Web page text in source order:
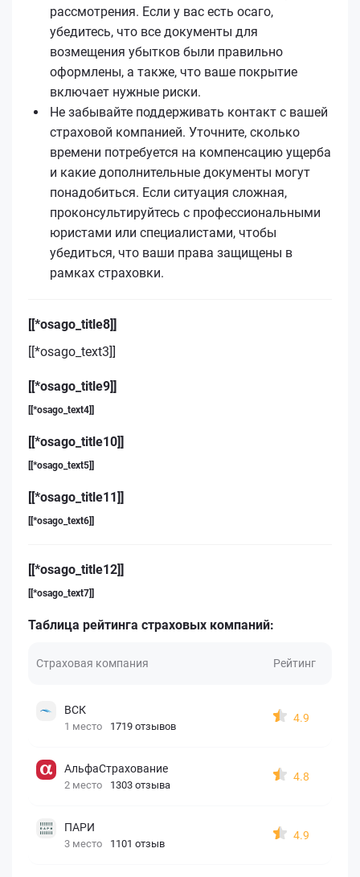
рассмотрения. Если у вас есть осаго,
убедитесь, что все документы для
возмещения убытков были правильно
оформлены, а также, что ваше покрытие
включает нужные риски.
Не забывайте поддерживать контакт с вашей
страховой компанией. Уточните, сколько
времени потребуется на компенсацию ущерба
и какие дополнительные документы могут
понадобиться. Если ситуация сложная,
проконсультируйтесь с профессиональными
юристами или специалистами, чтобы
убедиться, что ваши права защищены в
рамках страховки.
[[*osago_title8]]
[[*osago_text3]]
[[*osago_title9]]
[[*osago_text4]]
[[*osago_title10]]
[[*osago_text5]]
[[*osago_title11]]
[[*osago_text6]]
[[*osago_title12]]
[[*osago_text7]]
Таблица рейтинга страховых компаний:
Страховая компания Рейтинг
ВСК
1 место 1719 отзывов
4.9
АльфаСтрахование
2 место 1303 отзыва
4.8
ПАРИ
3 место 1101 отзыв
4.9